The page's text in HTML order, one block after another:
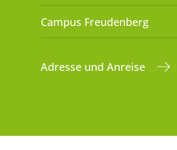
Campus Freudenberg
Adresse und Anreise